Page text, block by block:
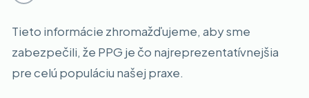
Tieto informácie zhromažďujeme, aby sme
zabezpečili, že PPG je čo najreprezentatívnejšia
pre celú populáciu našej praxe.